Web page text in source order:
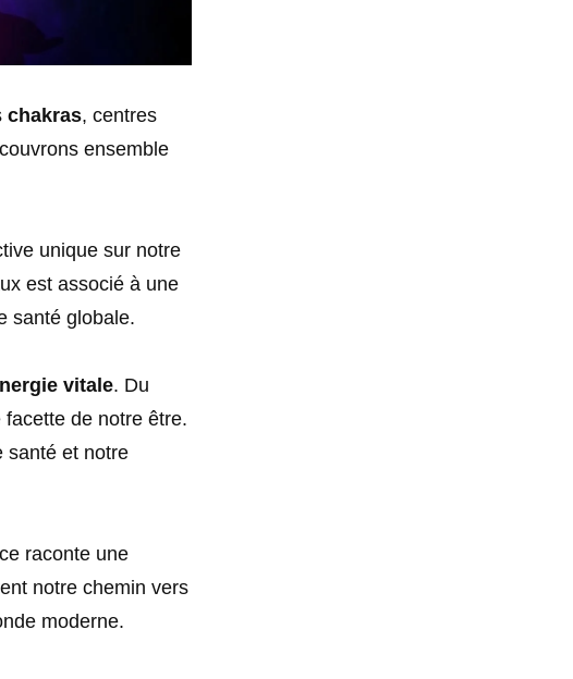
chakras, centres
ensemble
unique sur notre
est associé à une
santé globale.
vitale. Du
de notre être.
santé et notre
raconte une
notre chemin vers
moderne.